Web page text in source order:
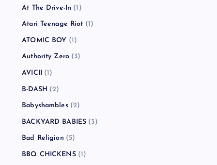
At The Drive-In (1)
Atari Teenage Riot (1)
ATOMIC BOY (1)
Authority Zero (3)
AVICII (1)
B-DASH (2)
Babyshambles(2)
BACKYARD BABIES (3)
Bad Religion (5)
BBQ CHICKENS(1)